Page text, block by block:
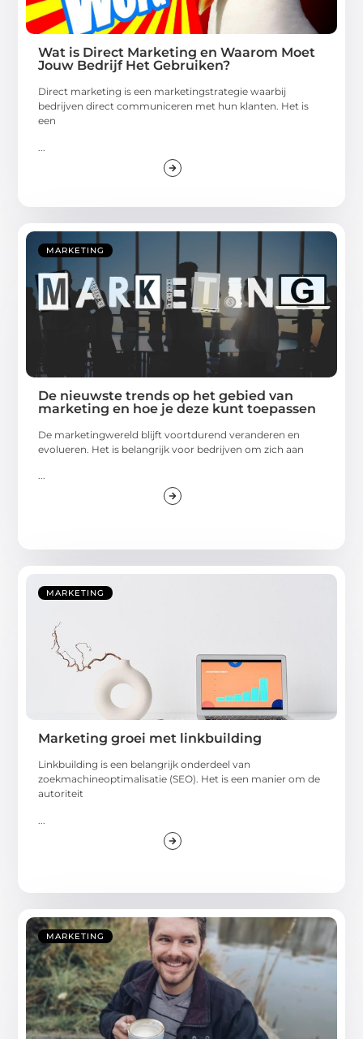
Wat is Direct Marketing en Waarom Moet
Jouw Bedrijf Het Gebruiken?
Direct marketing is een marketingstrategie waarbij
bedrijven direct communiceren met hun klanten. Het is
een
MARKETING
De nieuwste trends op het gebied van
marketing en hoe je deze kunt toepassen
De marketingwereld blijft voortdurend veranderen en
evolueren. Het is belangrijk voor bedrijven om zich aan
...
MARKETING
Marketing groei met linkbuilding
Linkbuilding is een belangrijk onderdeel van
zoekmachineoptimalisatie (SEO). Het is een manier om de
autoriteit
MARKETING